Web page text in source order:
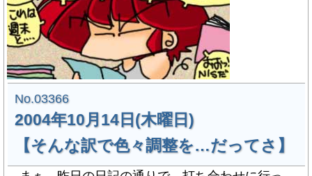
No.03366
2004年10月14日(木曜日)
【そんな訳で色々調整を…だってさ】